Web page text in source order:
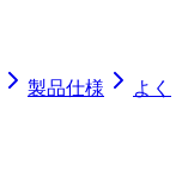
製品仕様
よく